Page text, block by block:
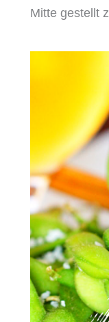
Mitte gestellt